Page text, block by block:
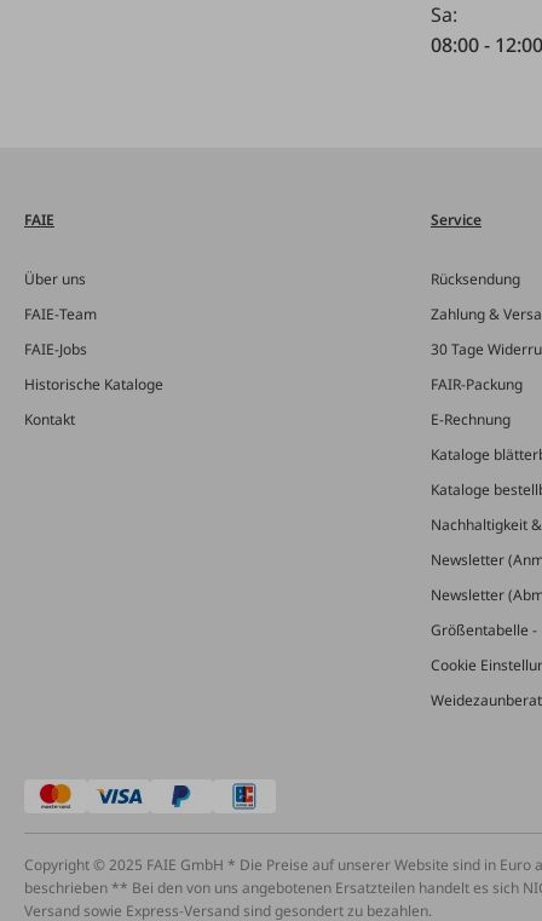
Sa:
08:00 -
FAIE
Über uns
FAIE-Team
FAIE-Jobs
Historische Kataloge
Kontakt
Service
Rücksendung
Zahlung &
30 Tage
FAIR-Packung
E-Rechnung
Kataloge
Kataloge
Nachhaltigkeit
Newsletter
Newsletter
Größentabelle -
Cookie
Copyright © 2025 FAIE GmbH * Die Preise auf unserer Website sind in
beschrieben ** Bei den von uns angebotenen Ersatzteilen handelt es sich
Versand sowie Express-Versand sind gesondert zu bezahlen.